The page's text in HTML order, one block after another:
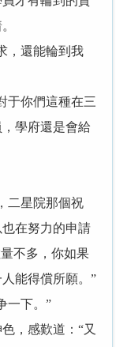
還能輪到我
你們這種在三
學府還是會給
星院那個祝
在努力的申請
不多，你如果
能得償所願。”
下。”
，感歎道：“又